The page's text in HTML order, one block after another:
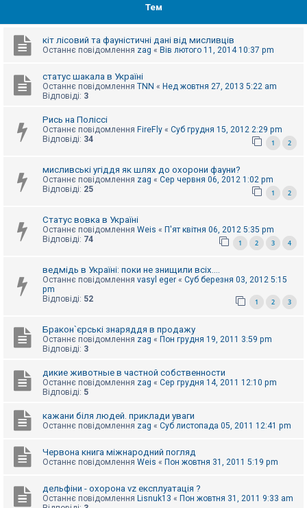
д
о
е
п
м
г
Тем
кіт лісовий та фауністичні дані від мисливців
Останнє повідомлення zag « Вів лютого 11, 2014 10:37 pm
статус шакала в Україні
Останнє повідомлення TNN « Нед жовтня 27, 2013 5:22 am
Відповіді: 3
Рись на Поліссі
Останнє повідомлення FireFly « Суб грудня 15, 2012 2:29 pm
Відповіді: 34 1 2
мисливські угіддя як шлях до охорони фауни?
Останнє повідомлення zag « Сер червня 06, 2012 1:02 pm
Відповіді: 25 1 2
Статус вовка в Україні
Останнє повідомлення Weis « П'ят квітня 06, 2012 5:35 pm
Відповіді: 74 1 2 3 4
ведмідь в Україні: поки не знищили всіх....
Останнє повідомлення vasyl eger « Суб березня 03, 2012 5:15
pm
Відповіді: 52 1 2 3
Бракон`єрські знаряддя в продажу
Останнє повідомлення zag « Пон грудня 19, 2011 3:59 pm
Відповіді: 3
дикие животные в частной собственности
Останнє повідомлення zag « Сер грудня 14, 2011 12:10 pm
Відповіді: 5
кажани біля людей. приклади уваги
Останнє повідомлення zag « Суб листопада 05, 2011 12:41 pm
Червона книга міжнародний погляд
Останнє повідомлення Weis « Пон жовтня 31, 2011 5:19 pm
дельфіни - охорона vz експлуатація ?
Останнє повідомлення Lisnuk13 « Пон жовтня 31, 2011 9:33 am